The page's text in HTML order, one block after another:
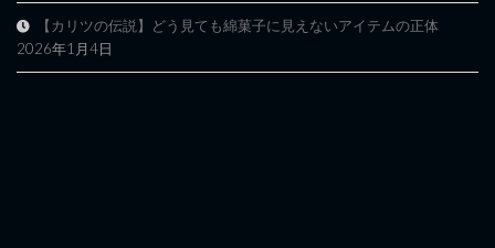
【カリツの伝説】どう見ても綿菓子に見えないアイテムの正体
2026年1月4日